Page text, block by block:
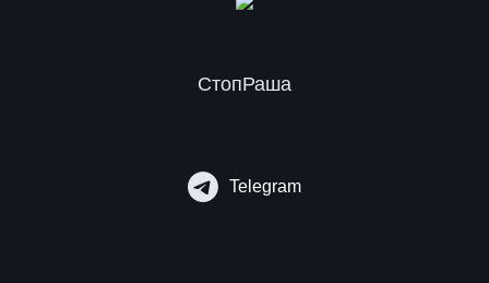
СтопРаша
Telegram